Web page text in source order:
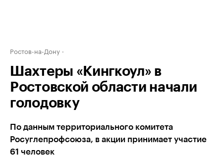
Ростов-на-Дону
Шахтеры «Кингкоул» в
Ростовской области начали
голодовку
По данным территориального комитета
Росуглепрофсоюза, в акции принимает участие
61 человек